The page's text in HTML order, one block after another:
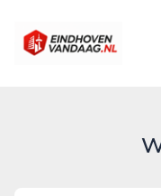
eindhovenvandaag.nl